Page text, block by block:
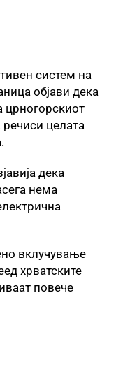
систем на
објави дека
целата
дека
нема
вклучување
хрватските
повече